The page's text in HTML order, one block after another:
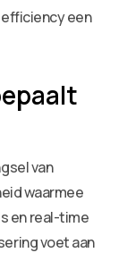
een
van
waarmee
en real-time
voet aan